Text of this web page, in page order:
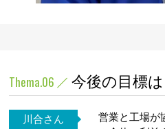
Thema.06 今後の目標は
川合さん
営業と工場が